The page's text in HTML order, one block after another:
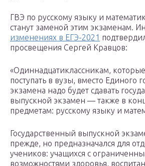
ГВЭ по русскому языку и
станут заменой этим экзаменам.
изменениях в ЕГЭ-2021
просвещения Сергей Кравцов:
«Одиннадцатиклассникам,
поступать в вузы, вместо Единого
экзамена надо будет сдавать
выпускной экзамен — также в
предметам: русскому языку и
Государственный выпускной
прежде, но предназначался для
учеников: учащихся с
возможностями здоровья,